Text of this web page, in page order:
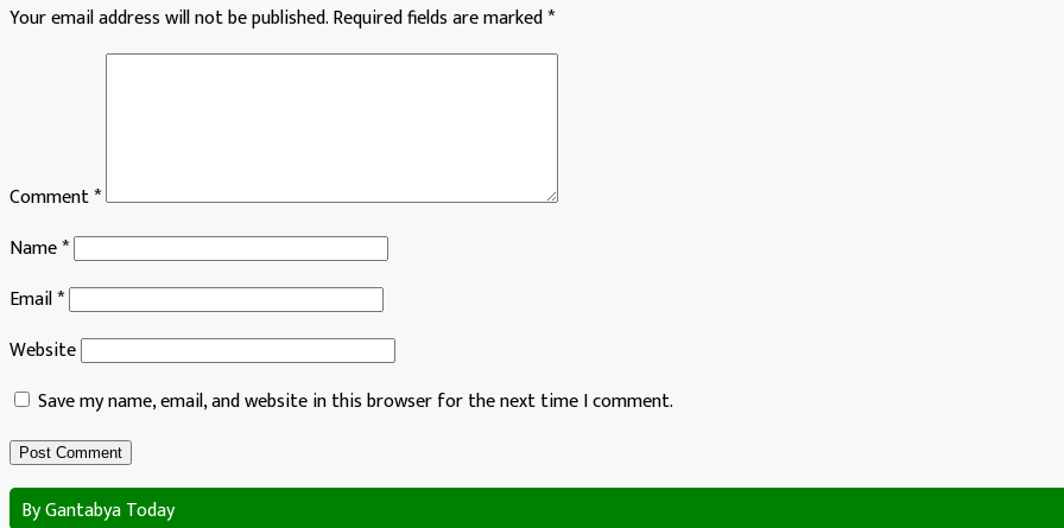
Your email address will not be published.Required fields are marked*
Comment*
Name*
Email*
Website
Save my name, email, and website in this browser for the next time I comment.
By Gantabya Today